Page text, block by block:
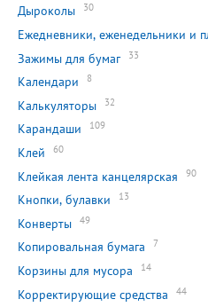
Дыроколы 30
Ежедневники, еженедельники и
Зажимы для бумаг 33
Календари 8
Калькуляторы 32
Карандаши 109
Клей 60
Клейкая лента канцелярская 90
Кнопки, булавки 13
Конверты 49
Копировальная бумага 7
Корзины для мусора 14
Корректирующие средства 44